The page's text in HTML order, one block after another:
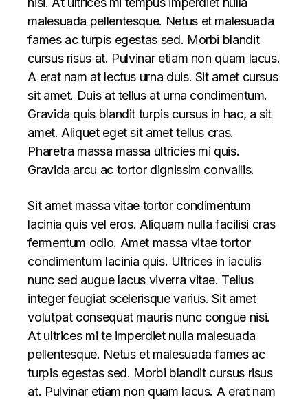
malesuada pellentesque. Netus et malesuada
fames ac turpis egestas sed. Morbi blandit
cursus risus at. Pulvinar etiam non quam lacus.
A erat nam at lectus urna duis. Sit amet cursus
sit amet. Duis at tellus at urna condimentum.
Gravida quis blandit turpis cursus in hac, a sit
amet. Aliquet eget sit amet tellus cras.
Pharetra massa massa ultricies mi quis.
Gravida arcu ac tortor dignissim convallis.
Sit amet massa vitae tortor condimentum
lacinia quis vel eros. Aliquam nulla facilisi cras
fermentum odio. Amet massa vitae tortor
condimentum lacinia quis. Ultrices in iaculis
nunc sed augue lacus viverra vitae. Tellus
integer feugiat scelerisque varius. Sit amet
volutpat consequat mauris nunc congue nisi.
At ultrices mi te imperdiet nulla malesuada
pellentesque. Netus et malesuada fames ac
turpis egestas sed. Morbi blandit cursus risus
at. Pulvinar etiam non quam lacus. A erat nam